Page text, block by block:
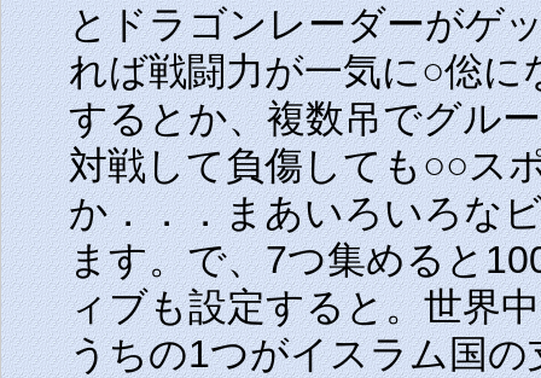
とドラゴンレーダーがゲ
れば戦闘力が一気に○倊
するとか、複数吊でグル
対戦して負傷しても○○ス
か．．．まあいろいろな
ます。で、7つ集めると
ィブも設定すると。世界
うちの1つがイスラム国